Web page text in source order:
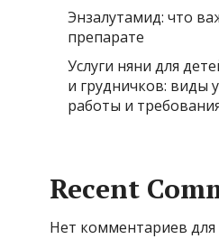
Энзалутамид: что
препарате
Услуги няни для
и грудничков: виды
работы и
Recent
Нет комментариев для